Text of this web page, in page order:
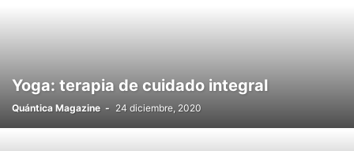
Yoga: terapia de cuidado integral
Quántica Magazine - 24 diciembre, 2020